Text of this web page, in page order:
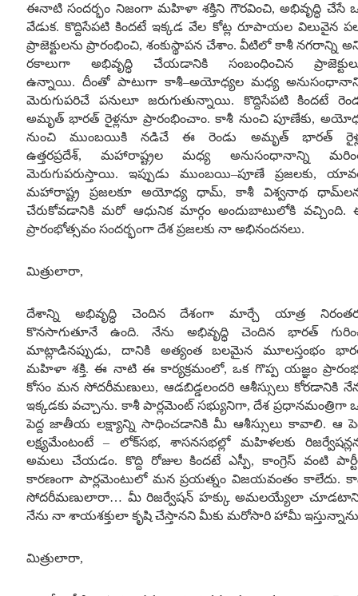
ఈనాటి సందర్భం నిజంగా మహిళా శక్తిని గౌరవించి,అభివృద్ధి చేసే
వేడుక.కొద్దిసేపటి కిందటే ఇక్కడ వేల కోట్ల రూపాయల విలువైన
ప్రాజెక్టులను ప్రారంభించి,శంకుస్థాపన చేశాం.వీటిలో కాశీ నగరాన్ని
రకాలుగా అభివృద్ధి చేయడానికి సంబంధించిన
ఉన్నాయి. దీంతో పాటుగా కాశీ–అయోధ్యల మధ్య
మెరుగుపరిచే పనులూ జరుగుతున్నాయి. కొద్దిసేపటి కిందటే
అమృత్ భారత్ రైళ్లనూ ప్రారంభించాం.కాశీ నుంచి పూణేకు,
నుంచి ముంబయికి నడిచే ఈ రెండు అమృత్ భారత్
ఉత్తరప్రదేశ్,మహారాష్ట్రల మధ్య అనుసంధానాన్ని
మెరుగుపరుస్తాయి. ఇప్పుడు ముంబయి–పూణే ప్రజలకు,
మహారాష్ట్ర ప్రజలకూ అయోధ్య ధామ్, కాశీ విశ్వనాథ
చేరుకోవడానికి మరో ఆధునిక మార్గం అందుబాటులోకి వచ్చింది.
ప్రారంభోత్సవం సందర్భంగా దేశ ప్రజలకు నా అభినందనలు.
మిత్రులారా,
దేశాన్ని అభివృద్ధి చెందిన దేశంగా మార్చే యాత్ర
కొనసాగుతూనే ఉంది. నేను అభివృద్ధి చెందిన భారత్
మాట్లాడినప్పుడు, దానికి అత్యంత బలమైన మూలస్తంభం
మహిళా శక్తి.ఈ నాటి ఈ కార్యక్రమంలో,ఒక గొప్ప యజ్ఞం
కోసం మన సోదరీమణులు, ఆడబిడ్డలందరి ఆశీస్సులు కోరడానికి
ఇక్కడకు వచ్చాను. కాశీ పార్లమెంట్ సభ్యునిగా,దేశ ప్రధానమంత్రిగా
పెద్ద జాతీయ లక్ష్యాన్ని సాధించడానికి మీ ఆశీస్సులు కావాలి. ఆ
లక్ష్యమేంటంటే– లోక్‌సభ,శాసనసభల్లో మహిళలకు
అమలు చేయడం. కొద్ది రోజుల కిందటే ఎస్పీ,కాంగ్రెస్ వంటి
కారణంగా పార్లమెంటులో మన ప్రయత్నం విజయవంతం కాలేదు.
సోదరీమణులారా… మీ రిజర్వేషన్ హక్కు అమలయ్యేలా
నేను నా శాయశక్తులా కృషి చేస్తానని మీకు మరోసారి హామీ ఇస్తున్నాను
మిత్రులారా,